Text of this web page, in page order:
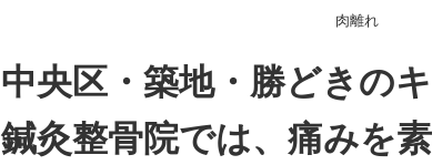
肉離れ
中央区・築地・勝どきの
鍼灸整骨院では、痛みを